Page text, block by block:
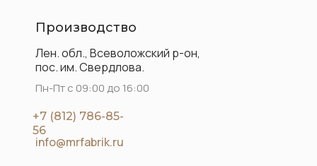
Производство
+7 (812) 786-85-
56
Пн-Пт с 09:00 до 16:00
Лен. обл., Всеволожский р-он,
пос. им. Свердлова.
info@mrfabrik.ru